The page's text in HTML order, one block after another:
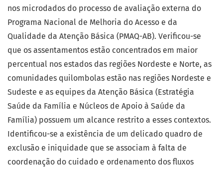
nos microdados do processo de avaliação externa do
Programa Nacional de Melhoria do Acesso e da
Qualidade da Atenção Básica (PMAQ-AB). Verificou-se
que os assentamentos estão concentrados em maior
percentual nos estados das regiões Nordeste e Norte, as
comunidades quilombolas estão nas regiões Nordeste e
Sudeste e as equipes da Atenção Básica (Estratégia
Saúde da Família e Núcleos de Apoio à Saúde da
Família) possuem um alcance restrito a esses contextos.
Identificou-se a existência de um delicado quadro de
exclusão e iniquidade que se associam à falta de
coordenação do cuidado e ordenamento dos fluxos